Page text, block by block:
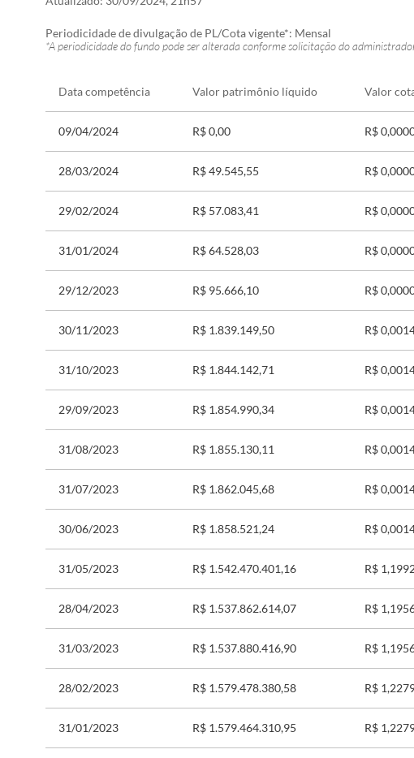
Periodicidade de divulgação de PL/Cota vigente*: Mensal
*A periodicidade do fundo pode ser alterada conforme solicitação do
Data competência Valor patrimônio líquido Valor
09/04/2024 R$ 0,00 R$
28/03/2024 R$ 49.545,55 R$
29/02/2024 R$ 57.083,41 R$
31/01/2024 R$ 64.528,03 R$
29/12/2023 R$ 95.666,10 R$
30/11/2023 R$ 1.839.149,50 R$
31/10/2023 R$ 1.844.142,71 R$
29/09/2023 R$ 1.854.990,34 R$
31/08/2023 R$ 1.855.130,11 R$
31/07/2023 R$ 1.862.045,68 R$
30/06/2023 R$ 1.858.521,24 R$
31/05/2023 R$ 1.542.470.401,16 R$
28/04/2023 R$ 1.537.862.614,07 R$
31/03/2023 R$ 1.537.880.416,90 R$
28/02/2023 R$ 1.579.478.380,58 R$
31/01/2023 R$ 1.579.464.310,95 R$